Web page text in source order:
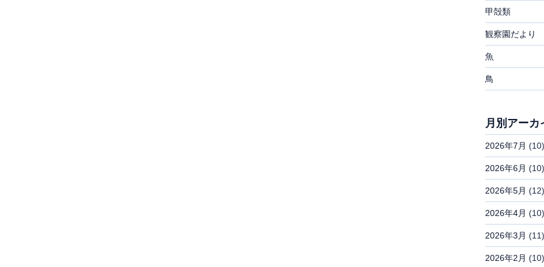
甲殻類
観察園だより
魚
鳥
月別アーカ
2026年7月 (10)
2026年6月 (10)
2026年5月 (12)
2026年4月 (10)
2026年3月 (11)
2026年2月 (10)